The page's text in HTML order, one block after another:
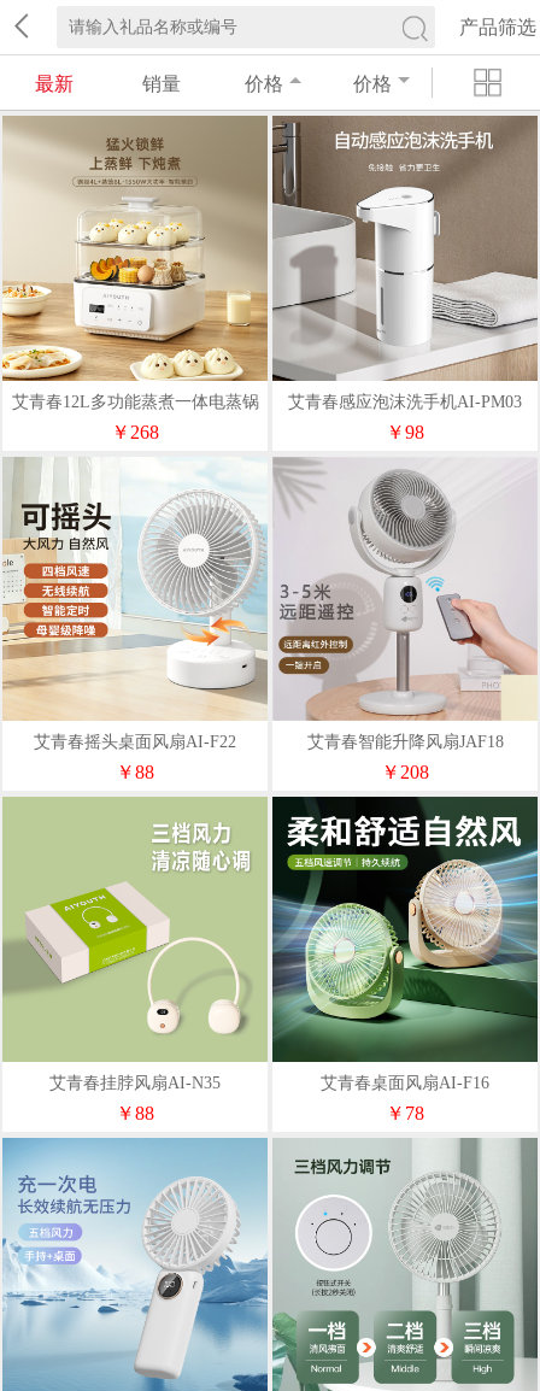
产品筛选
最新 销量 价格 价格
艾青春12L多功能蒸煮一体电蒸锅
AI-Z53
￥268
艾青春感应泡沫洗手机AI-PM03
￥98
艾青春摇头桌面风扇AI-F22
￥88
艾青春智能升降风扇JAF18
￥208
艾青春挂脖风扇AI-N35
￥88
艾青春桌面风扇AI-F16
￥78